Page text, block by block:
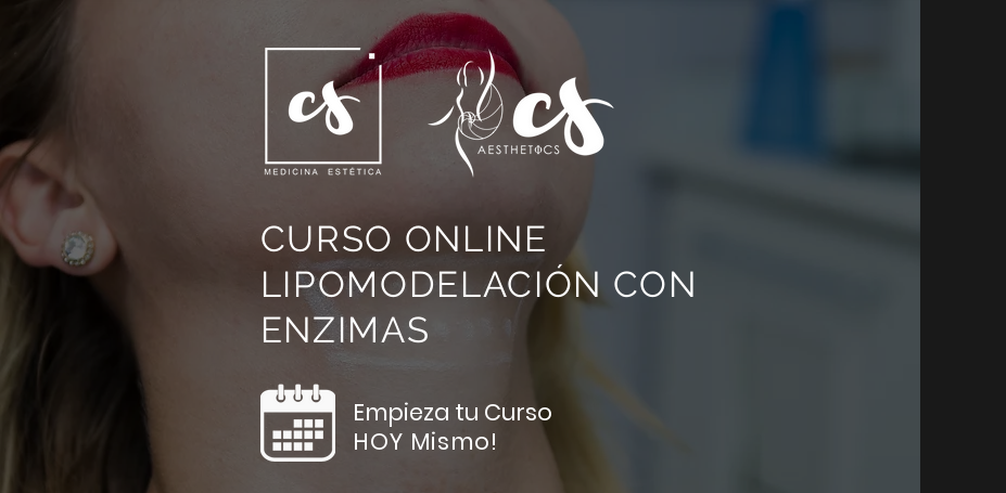
CURSO ONLINE
LIPOMODELACIÓN CON
ENZIMAS
Empieza tu Curso
HOY Mismo!